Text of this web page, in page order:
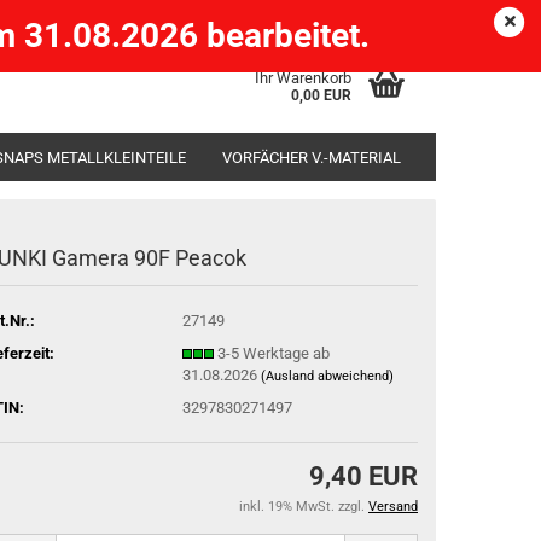
) Kundenlogin
Ihr Warenkorb
0,00 EUR
31.08.2026 bearbeitet.
METALLKLEINTEILE VORFÄCHER V.-MATERIAL
Gamera 90F Peacok
27149
3-5 Werktage ab
31.08.2026 (Ausland abweichend)
3297830271497
9,40 EUR
inkl. 19% MwSt. zzgl. Versand